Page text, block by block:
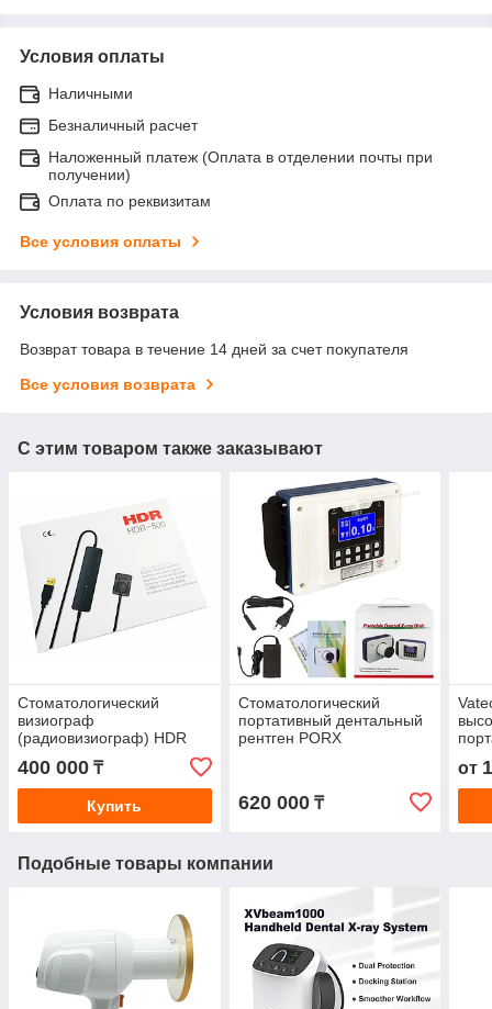
Условия оплаты
Наличными
Безналичный расчет
Наложенный платеж (Оплата в отделении почты при
получении)
Оплата по реквизитам
Все условия оплаты
Условия возврата
Возврат товара в течение 14 дней за счет покупателя
Все условия возврата
С этим товаром также заказывают
Стоматологический
визиограф
(радиовизиограф) HDR
400 000 ₸
Купить
Стоматологический
портативный дентальный
рентген PORX
620 000₸
от
Подобные товары компании